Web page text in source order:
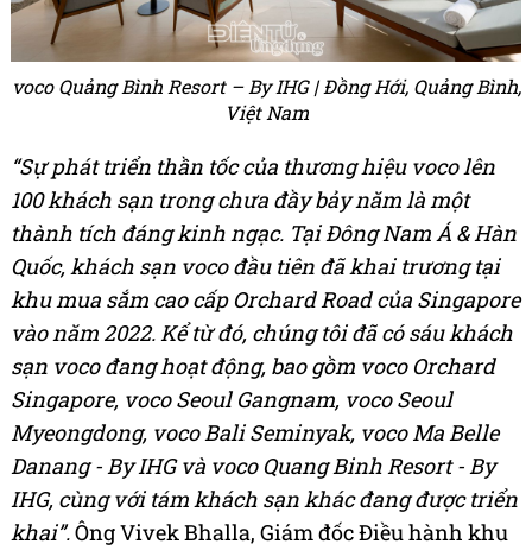
voco Quảng Bình Resort – By IHG | Đồng Hới, Quảng Bình,
Việt Nam
“Sự phát triển thần tốc của thương hiệu voco lên
100 khách sạn trong chưa đầy bảy năm là một
thành tích đáng kinh ngạc. Tại Đông Nam Á & Hàn
Quốc, khách sạn voco đầu tiên đã khai trương tại
khu mua sắm cao cấp Orchard Road của Singapore
vào năm 2022. Kể từ đó, chúng tôi đã có sáu khách
sạn voco đang hoạt động, bao gồm voco Orchard
Singapore, voco Seoul Gangnam, voco Seoul
Myeongdong, voco Bali Seminyak, voco Ma Belle
Danang - By IHG và voco Quang Binh Resort - By
IHG, cùng với tám khách sạn khác đang được triển
khai”.Ông Vivek Bhalla, Giám đốc Điều hành khu